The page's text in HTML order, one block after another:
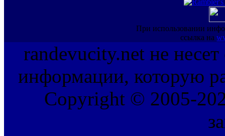
При использовании
ссылка на
randevucity.net не несет
информации, которую
Copyright © 2005-